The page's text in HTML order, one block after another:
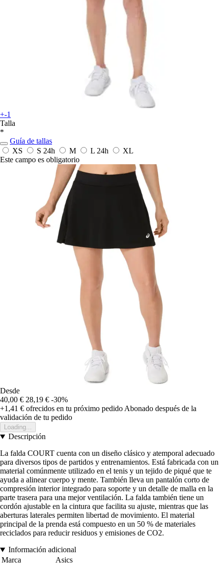
+-1
Talla
*
Guía de tallas
XS
S 24h M L 24h
XL
Este campo es obligatorio
Desde
40,00 € 28,19 € -30%
+1,41 € ofrecidos en tu próximo pedidoAbonado después de la
validación de tu pedido
Loading...
Descripción
La falda COURT cuenta con un diseño clásico y atemporal adecuado
para diversos tipos de partidos y entrenamientos. Está fabricada con un
material comúnmente utilizado en el tenis y un tejido de piqué que te
ayuda a alinear cuerpo y mente. También lleva un pantalón corto de
compresión interior integrado para soporte y un detalle de malla en la
parte trasera para una mejor ventilación. La falda también tiene un
cordón ajustable en la cintura que facilita su ajuste, mientras que las
aberturas laterales permiten libertad de movimiento. El material
principal de la prenda está compuesto en un 50 % de materiales
reciclados para reducir residuos y emisiones de CO2.
Información adicional
Marca
Asics